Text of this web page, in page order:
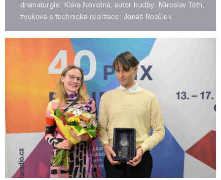
dramaturgie: Klára Novotná, autor hudby: Miroslav Tóth,
zvuková a technická realizace: Jonáš Rosůlek